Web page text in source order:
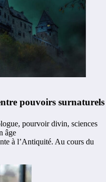
pouvoirs surnaturels
, pourvoir divin, sciences
âge
à l’Antiquité. Au cours du